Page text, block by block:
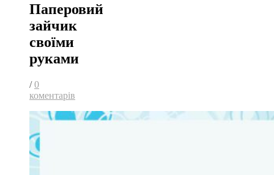
Паперовий
зайчик
своїми
руками
/ 0
коментарів